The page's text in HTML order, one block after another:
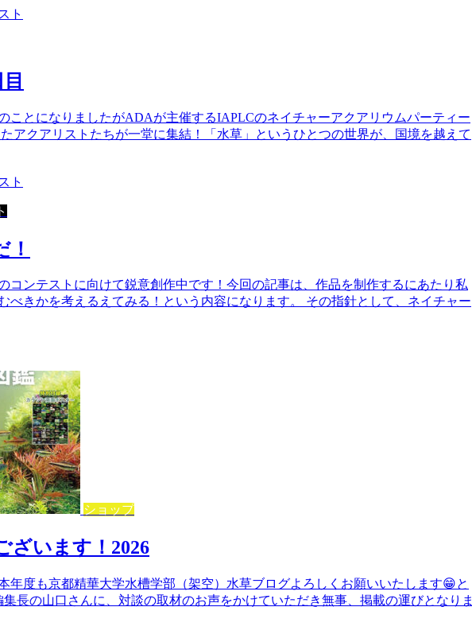
ト
ことになりましたがADAが主催するIAPLCのネイチャーアクアリウムパーティー
アクアリストたちが一堂に集結！「水草」というひとつの世界が、国境を越えて
ト
！
コンテストに向けて鋭意創作中です！今回の記事は、作品を制作するにあたり私
べきかを考えるえてみる！という内容になります。 その指針として、ネイチャー
ショップ
ざいます！2026
年度も京都精華大学水槽学部（架空）水草ブログよろしくお願いいたします😁と
長の山口さんに、対談の取材のお声をかけていただき無事、掲載の運びとなりま